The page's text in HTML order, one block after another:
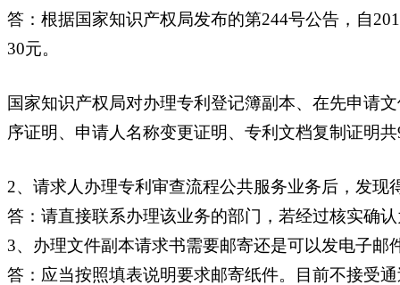
答：根据国家知识产权局发布的第244号公告，自
30元。
国家知识产权局对办理专利登记簿副本、在先申请
序证明、申请人名称变更证明、专利文档复制证明
2、请求人办理专利审查流程公共服务业务后，发现
答：请直接联系办理该业务的部门，若经过核实确
3、办理文件副本请求书需要邮寄还是可以发电子邮
答：应当按照填表说明要求邮寄纸件。目前不接受